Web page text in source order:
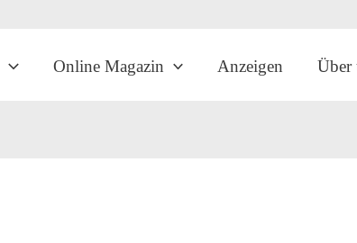
Online Magazin Anzeigen Über